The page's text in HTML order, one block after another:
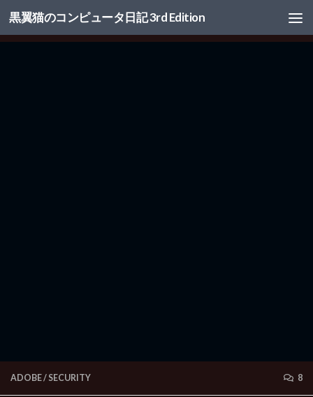
コンテンツへスキップ
黒翼猫のコンピュータ日記 3rd Edition
ADOBE/ SECURITY 8